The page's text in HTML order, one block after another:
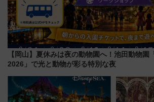
【岡山】夏休みは夜の動物園へ！池田動物園
2026」で光と動物が彩る特別な夜